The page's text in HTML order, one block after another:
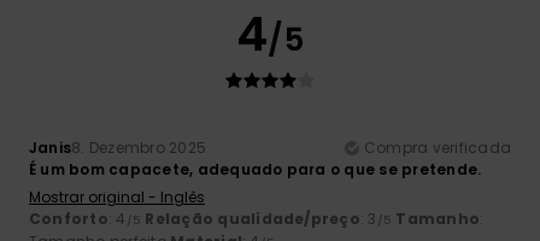
4/5
Janis8. Dezembro 2025
Compra verificada
É um bom capacete, adequado para o que se pretende.
Mostrar original - Inglês
Conforto: 4 /5 Relação qualidade/preço: 3 /5 Tamanho: